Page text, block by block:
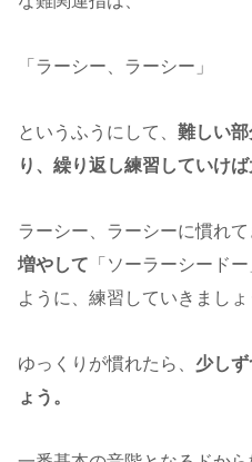
「ラーシー、ラーシー」
というふうにして、 難しい
り、繰り返し練習していけば
ラーシー、ラーシーに慣れて
増やして 「ソーラーシード
ように、練習していきましょ
ゆっくりが慣れたら、 少し
ょう。